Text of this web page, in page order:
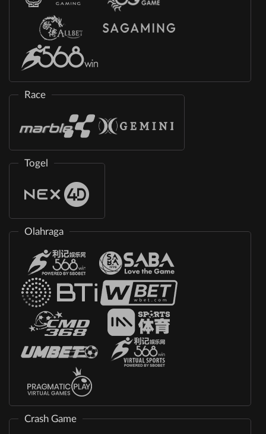
Race
Togel
Olahraga
Crash Game